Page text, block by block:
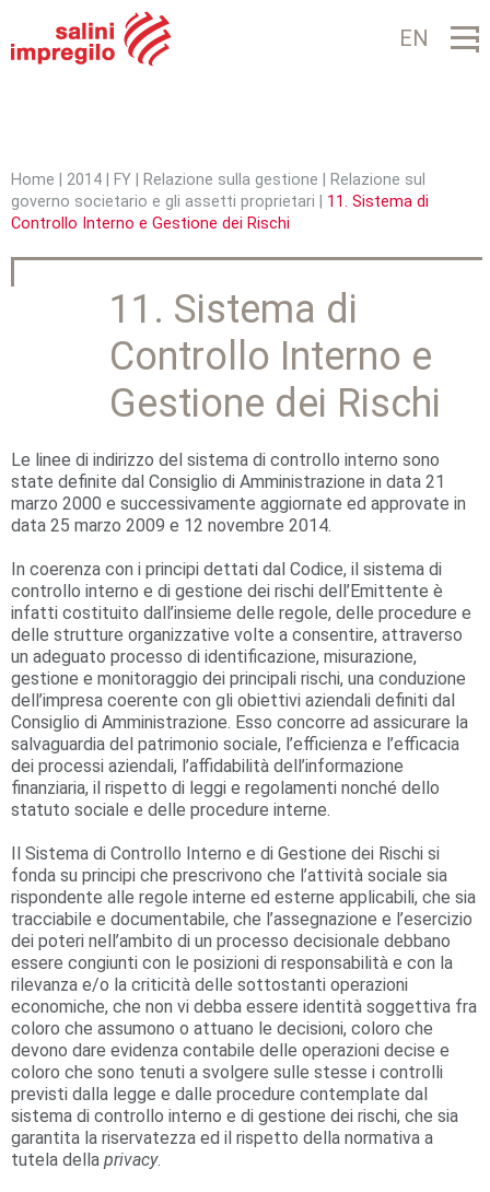
Jump to navigation EN
T
s
i
Home 2014 FY Relazione sulla gestione
Relazione sul
governo societario e gli assetti proprietari
11. Sistema di
Controllo Interno e Gestione dei Rischi
11. Sistema di
Controllo Interno e
Gestione dei Rischi
Le linee di indirizzo del sistema di controllo interno sono
state definite dal Consiglio di Amministrazione in data 21
marzo 2000 e successivamente aggiornate ed approvate in
data 25 marzo 2009 e 12 novembre 2014.
In coerenza con i principi dettati dal Codice, il sistema di
controllo interno e di gestione dei rischi dell’Emittente è
infatti costituito dall’insieme delle regole, delle procedure e
delle strutture organizzative volte a consentire, attraverso
un adeguato processo di identificazione, misurazione,
gestione e monitoraggio dei principali rischi, una conduzione
dell’impresa coerente con gli obiettivi aziendali definiti dal
Consiglio di Amministrazione. Esso concorre ad assicurare la
salvaguardia del patrimonio sociale, l’efficienza e l’efficacia
dei processi aziendali, l’affidabilità dell’informazione
finanziaria, il rispetto di leggi e regolamenti nonché dello
statuto sociale e delle procedure interne.
Il Sistema di Controllo Interno e di Gestione dei Rischi si
fonda su principi che prescrivono che l’attività sociale sia
rispondente alle regole interne ed esterne applicabili, che sia
tracciabile e documentabile, che l’assegnazione e l’esercizio
dei poteri nell’ambito di un processo decisionale debbano
essere congiunti con le posizioni di responsabilità e con la
rilevanza e/o la criticità delle sottostanti operazioni
economiche, che non vi debba essere identità soggettiva fra
coloro che assumono o attuano le decisioni, coloro che
devono dare evidenza contabile delle operazioni decise e
coloro che sono tenuti a svolgere sulle stesse i controlli
previsti dalla legge e dalle procedure contemplate dal
sistema di controllo interno e di gestione dei rischi, che sia
garantita la riservatezza ed il rispetto della normativa a
tutela della privacy.